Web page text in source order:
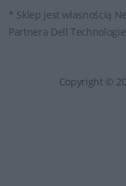
* Sklep jest własnością
Partnera Dell
Copyright ©